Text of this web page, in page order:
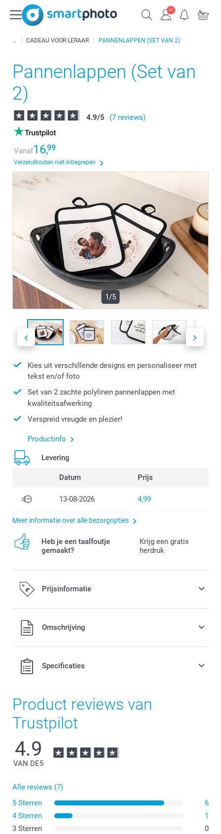
CADEAU VOOR LERAAR PANNENLAPPEN (SET VAN 2)
Pannenlappen (Set van
2)
4.9/5 (7 reviews)
Vanaf16,99
Verzendkosten niet inbegrepen
1/5
Kies uit verschillende designs en personaliseer met
tekst en/of foto
Set van 2 zachte polylinen pannenlappen met
kwaliteitsafwerking
Verspreid vreugde en plezier!
Productinfo
Levering
Datum Prijs
13-08-2026 4,99
Meer informatie over alle bezorgopties
Heb je een taalfoutje
gemaakt?
Krijg een gratis
herdruk
Prijsinformatie
Alle prijzen zijn in EURO (€) inclusief BTW en exclusief
verzendkosten.Omschrijving
Specificaties
Product reviews van
Trustpilot
4.9
VAN DE5
Alle reviews (7)
5 Sterren
6
4 Sterren
1
3 Sterren
0